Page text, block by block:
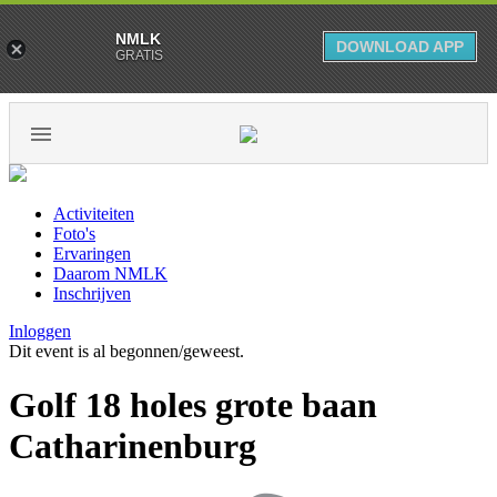
Activiteiten
Foto's
Ervaringen
Daarom NMLK
Inschrijven
Inloggen
Dit event is al begonnen/geweest.
Golf 18 holes grote baan
Catharinenburg
NMLK
GRATIS DOWNLOAD APP